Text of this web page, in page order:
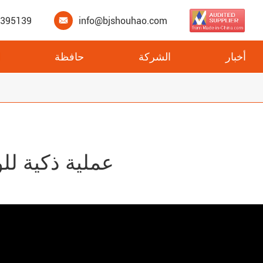
 info@bjshouhao.com
حافظة الشركة أخبار
عملية ذكية